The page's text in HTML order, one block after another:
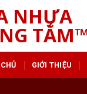
GIỚI THIỆU